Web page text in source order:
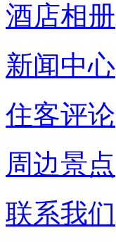
酒店相册
新闻中心
住客评论
周边景点
联系我们